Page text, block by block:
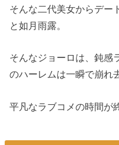
そんな二代美女からデー
と如月雨露。
そんなジョーロは、鈍感
のハーレムは一瞬で崩れ
平凡なラブコメの時間が